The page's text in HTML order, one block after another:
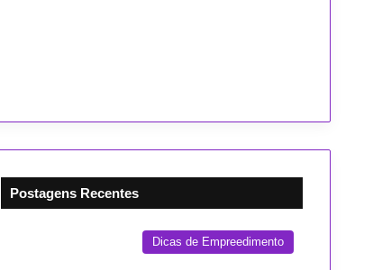
Postagens Recentes
Dicas de Empreedimento